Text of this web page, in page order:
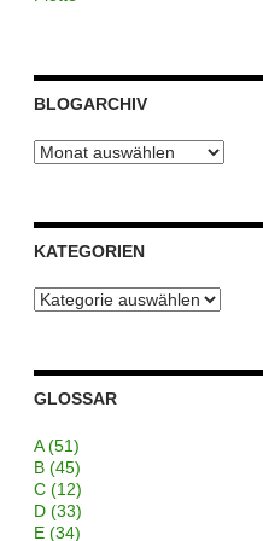
BLOGARCHIV
Blogarchiv
KATEGORIEN
Kategorien
GLOSSAR
A(51)
B (45)
C (12)
D (33)
E (34)